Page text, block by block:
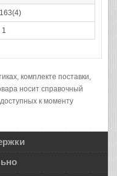
1
комплекте поставки,
носит справочный
к моменту